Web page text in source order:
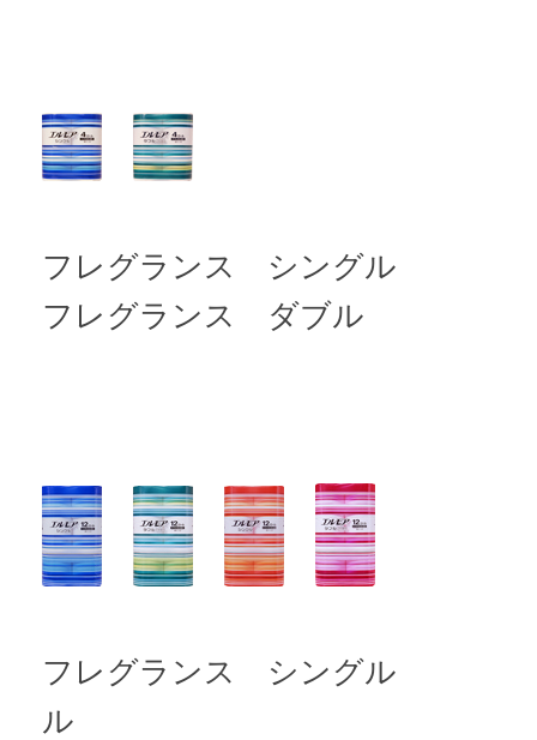
フレグランス シングル
フレグランス ダブル
フレグランス シングル
ル